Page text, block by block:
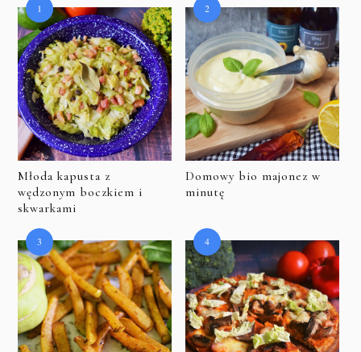
Młoda kapusta z
wędzonym boczkiem i
skwarkami
Domowy bio majonez w
minutę